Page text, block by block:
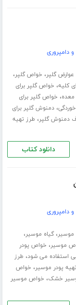
دامپروری
عوارض گلپر، خواص گلپر،
کلیه، خواص گلپر برای
معده، خواص گلپر برای
،دمنوش گلپر برای
دمنوش گلپر، طرز تهیه
دانلود کتاب
دامپروری
موسیر،گیاه موسیر،
موسیر، خواص پودر
استفاده می شود، طرز
پودر موسیر، خواص
خشک، خواص موسیر